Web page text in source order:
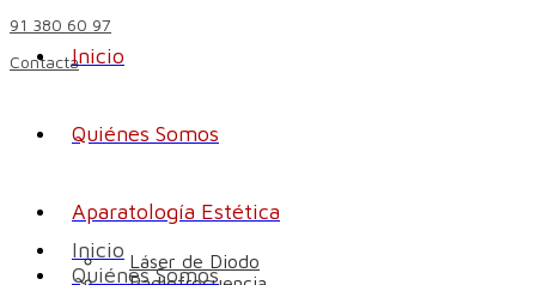
91 380 60 97
ContactaInicio
Quiénes Somos
Aparatología Estética
Láser de Diodo
Inicio
Quiénes Somos